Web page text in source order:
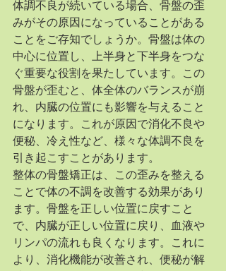
体調不良が続いている場合、骨盤の歪
みがその原因になっていることがある
ことをご存知でしょうか。骨盤は体の
中心に位置し、上半身と下半身をつな
ぐ重要な役割を果たしています。この
骨盤が歪むと、体全体のバランスが崩
れ、内臓の位置にも影響を与えること
になります。これが原因で消化不良や
便秘、冷え性など、様々な体調不良を
引き起こすことがあります。
整体の骨盤矯正は、この歪みを整える
ことで体の不調を改善する効果があり
ます。骨盤を正しい位置に戻すこと
で、内臓が正しい位置に戻り、血液や
リンパの流れも良くなります。これに
より、消化機能が改善され、便秘が解